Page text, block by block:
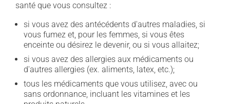
santé que vous consultez :
si vous avez des antécédents d'autres maladies, si
vous fumez et, pour les femmes, si vous êtes
enceinte ou désirez le devenir, ou si vous allaitez;
si vous avez des allergies aux médicaments ou
d'autres allergies (ex. aliments, latex, etc.);
tous les médicaments que vous utilisez, avec ou
sans ordonnance, incluant les vitamines et les